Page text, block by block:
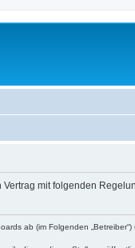
Vertrag mit folgenden
ab (im Folgenden